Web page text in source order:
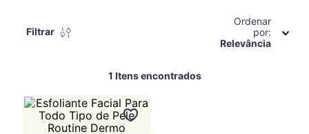
Filtrar
Ordenar
por
Relevância
1